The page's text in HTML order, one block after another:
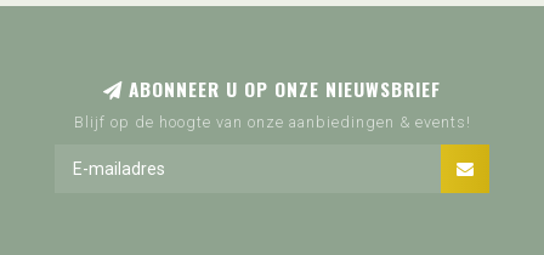
ABONNEER U OP ONZE NIEUWSBRIEF
Blijf op de hoogte van onze aanbiedingen & events!